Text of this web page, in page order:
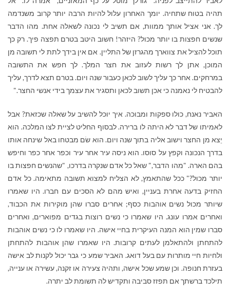
תהיה בטוח שתחיה. יומך האחרון עלול להיות הרבה יותר קרוב משנדמה
לך. אני אציל אותך ממוות, אם תשיב לי נכונה לשאלה אחת. מהו הדבר
שנשים חפצות בו יותר מכול? היזהר! חשוב היטב בטרם תפצה פיך. רק כך
תוכל להציל את צווארך מהגרזן של התליין. אם אין בידך לתת לי תשובה מן
המוכן, אתן לך רשות לעזוב את חצר המלך. לך חפש את התשובה
במרחקים. אחר כך עליך לשוב לכאן כעבור שנה ויום. בטרם תצא לדרך, עליך
להבטיח לי נאמנה כי אכן תשוב לכאן ותסגיר את עצמך בידי אנשי החצר."
האביר נאנח, כולו ספקות ומבוכה. איך יוכל להשיב על שאלה שכזאת? אבל
לאמיתו של דבר לא היתה לו ברירה. לבסוף החליט לציית לצו המלכה. הוא
יֵצא מן החצר וישוב אליה בתוך שנה ויום. הוא שׂם מבטחו באל שינחה אותו
בדרך הנכונה וקפץ על סוסו. הוא ניסה עיר אחר עיר וכפר אחר כפר וחיפש
בהם הארה. "מהו הדבר," שאל כל אדם שנקרה בדרכו, "שהנשים חפצות בו
יותר מכול?" ככל שהתאמץ, לא הצליח למצוא תשובה מתאימה. כל אדם
החזיק בדעה אחרת בעניין, ואיש מהם לא הסכים עם חברו. היו שאמרו
שיותר מכול נשים אוהבות כסף; אחרים סברו שהן מוקירות את הכבוד,
ואחרים אמרו עונג. היו שאמרו כי נשים רוצות בגדים מפוארים, ואחרים
סברו שמין הוא המנה העיקרית בחיי אישה. היו שאמרו לו כי נשים אוהבות
להתחתן ולהתאלמן לעתים קרובות. היו שאמרו שהן אוהבות להתחתן
ולחיות חיי מותרות עם בעל דואג. האביר שמע כי גבר יכול לקנות לב אישה
בעזרת חנופה. וכן שמע שכל אישה, ותהיה צעירה או זקנה, עשירה או ענייה,
תילכד ברשתך אם תפזז סביבה ותקדיש לה תשומת לב יתרה.